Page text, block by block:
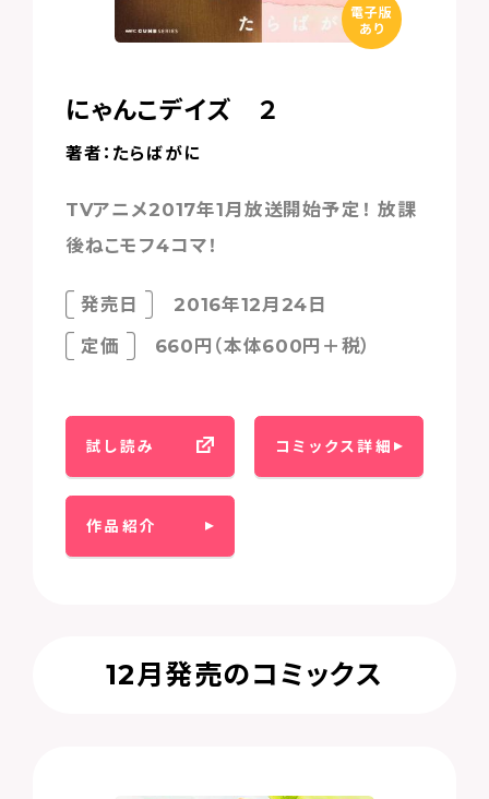
電子版
あり
にゃんこデイズ ２
著者：たらばがに
TVアニメ2017年1月放送開始予定！ 放課
後ねこモフ4コマ！
発売日
2016年12月24日
定価
660円（本体600円＋税）
試し読み コミックス詳細
作品紹介
12月発売のコミックス